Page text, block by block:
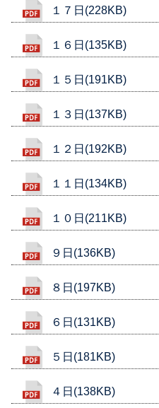
１７日(228KB)
１６日(135KB)
１５日(191KB)
１３日(137KB)
１２日(192KB)
１１日(134KB)
１０日(211KB)
９日(136KB)
８日(197KB)
６日(131KB)
５日(181KB)
４日(138KB)